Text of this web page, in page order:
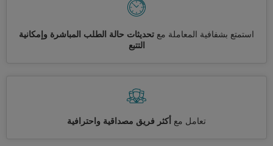
استمتع بشفافية المعاملة مع تحديثات حالة الطلب المباشرة وإمكانية
التتبع
تعامل مع أكثر فريق مصداقية واحترافية